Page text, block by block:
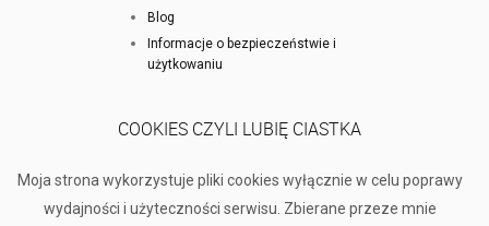
Blog
Informacje o bezpieczeństwie i
użytkowaniu
COOKIES CZYLI LUBIĘ CIASTKA
Moja strona wykorzystuje pliki cookies wyłącznie w celu poprawy
wydajności i użyteczności serwisu. Zbierane przeze mnie